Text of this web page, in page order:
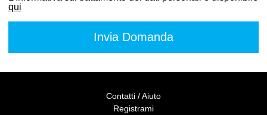
qui
Contatti / Aiuto
Registrami